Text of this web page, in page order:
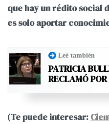
que hay un rédito social
es solo aportar
Leé también
PATRICIA
RECLAMÓ
(Te puede interesar: